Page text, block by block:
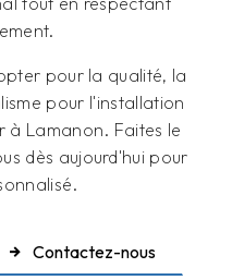
pour la qualité, la
pour l'installation
à Lamanon. Faites le
dès aujourd'hui pour
Contactez-nous